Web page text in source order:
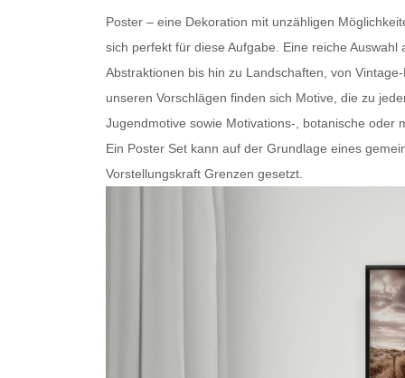
Poster – eine Dekoration mit unzähligen
sich perfekt für diese Aufgabe. Eine reiche
Abstraktionen bis hin zu Landschaften, von
unseren Vorschlägen finden sich Motive, die zu
Jugendmotive sowie Motivations-, botanische oder
Ein Poster Set kann auf der Grundlage eines
Vorstellungskraft Grenzen gesetzt.